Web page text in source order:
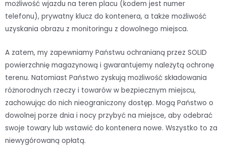
możliwość wjazdu na teren placu (kodem jest numer
telefonu), prywatny klucz do kontenera, a także możliwość
uzyskania obrazu z monitoringu z dowolnego miejsca.
A zatem, my zapewniamy Państwu ochranianą przez SOLID
powierzchnię magazynową i gwarantujemy należytą ochronę
terenu. Natomiast Państwo zyskują możliwość składowania
różnorodnych rzeczy i towarów w bezpiecznym miejscu,
zachowując do nich nieograniczony dostęp. Mogą Państwo o
dowolnej porze dnia i nocy przybyć na miejsce, aby odebrać
swoje towary lub wstawić do kontenera nowe. Wszystko to za
niewygórowaną opłatą.